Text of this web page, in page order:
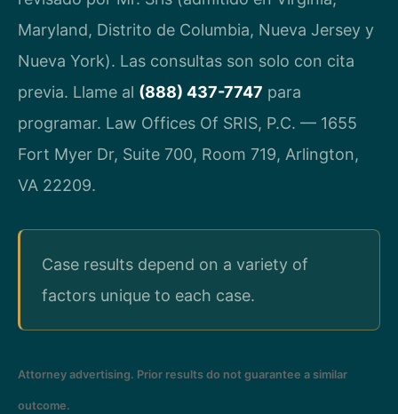
Maryland, Distrito de Columbia, Nueva Jersey y
Nueva York). Las consultas son solo con cita
previa. Llame al (888) 437-7747 para
programar. Law Offices Of SRIS, P.C. — 1655
Fort Myer Dr, Suite 700, Room 719, Arlington,
VA 22209.
Case results depend on a variety of
factors unique to each case.
Attorney advertising. Prior results do not guarantee a similar
outcome.